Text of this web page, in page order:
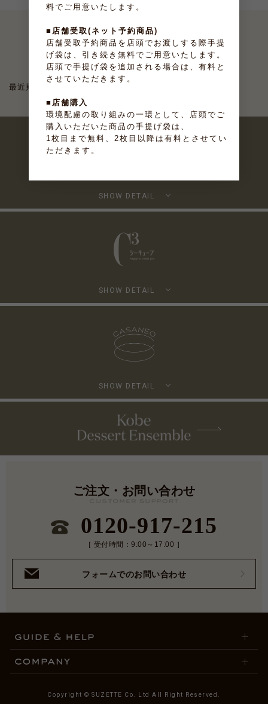
最近見たお菓子
最近見た商品がありません。
SHOW DETAIL
SHOW DETAIL
SHOW DETAIL
ご注文・お問い合わせ
0120-917-215
［ 受付時間：9:00～17:00 ］
フォームでのお問い合わせ
Copyright © SUZETTE Co. Ltd All Right Reserved.
料でご用意いたします。
■店舗受取(ネット予約商品)
店舗受取予約商品を店頭でお渡しする際手提
げ袋は、引き続き無料でご用意いたします。
店頭で手提げ袋を追加される場合は、有料と
させていただきます。
■店舗購入
環境配慮の取り組みの一環として、店頭でご
購入いただいた商品の手提げ袋は、
1枚目まで無料、2枚目以降は有料とさせてい
ただきます。